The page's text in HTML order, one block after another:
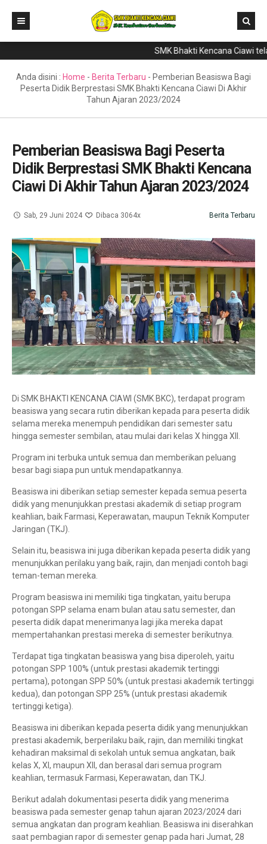
Direktori
Berita
Literasi
Galeri
GTK & Siswa
PPDB
SMK Bhakti Kencana Ciawi
Anda disini : Home - Berita Terbaru - Pemberian Beasiswa Bagi
Peserta Didik Berprestasi SMK Bhakti Kencana Ciawi Di Akhir
Tahun Ajaran 2023/2024
Pemberian Beasiswa Bagi Peserta
Didik Berprestasi SMK Bhakti Kencana
Ciawi Di Akhir Tahun Ajaran 2023/2024
Sab, 29 Juni 2024 Dibaca 3064x Berita Terbaru
Di SMK BHAKTI KENCANA CIAWI (SMK BKC), terdapat program
beasiswa yang secara rutin diberikan kepada para peserta didik
selama mereka menempuh pendidikan dari semester satu
hingga semester sembilan, atau mulai dari kelas X hingga XII.
Program ini terbuka untuk semua dan memberikan peluang
besar bagi siapa pun untuk mendapatkannya.
Beasiswa ini diberikan setiap semester kepada semua peserta
didik yang menunjukkan prestasi akademik di setiap program
keahlian, baik Farmasi, Keperawatan, maupun Teknik Komputer
Jaringan (TKJ).
Selain itu, beasiswa ini juga diberikan kepada peserta didik yang
menunjukkan perilaku yang baik, rajin, dan menjadi contoh bagi
teman-teman mereka.
Program beasiswa ini memiliki tiga tingkatan, yaitu berupa
potongan SPP selama enam bulan atau satu semester, dan
peserta didik dapat menerimanya lagi jika mereka dapat
mempertahankan prestasi mereka di semester berikutnya.
Terdapat tiga tingkatan beasiswa yang bisa diperoleh, yaitu
potongan SPP 100% (untuk prestasi akademik tertinggi
pertama), potongan SPP 50% (untuk prestasi akademik tertinggi
kedua), dan potongan SPP 25% (untuk prestasi akademik
tertinggi ketiga).
Beasiswa ini diberikan kepada peserta didik yang menunjukkan
prestasi akademik, berperilaku baik, rajin, dan memiliki tingkat
kehadiran maksimal di sekolah untuk semua angkatan, baik
kelas X, XI, maupun XII, dan berasal dari semua program
keahlian, termasuk Farmasi, Keperawatan, dan TKJ.
Berikut adalah dokumentasi peserta didik yang menerima
beasiswa pada semester genap tahun ajaran 2023/2024 dari
semua angkatan dan program keahlian. Beasiswa ini diserahkan
saat pembagian rapor di semester genap pada hari Jumat, 28